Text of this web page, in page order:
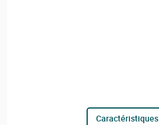
caractéristiques